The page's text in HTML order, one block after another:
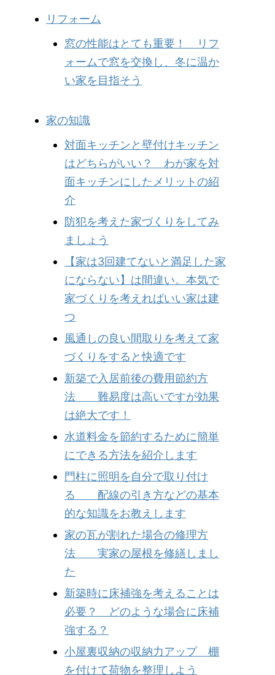
リフォーム
窓の性能はとても重要！ リフ
ォームで窓を交換し、冬に温か
い家を目指そう
家の知識
対面キッチンと壁付けキッチン
はどちらがいい？ わが家を対
面キッチンにしたメリットの紹
介
防犯を考えた家づくりをしてみ
ましょう
【家は3回建てないと満足した家
にならない】は間違い。本気で
家づくりを考えればいい家は建
つ
風通しの良い間取りを考えて家
づくりをすると快適です
新築で入居前後の費用節約方
法 難易度は高いですが効果
は絶大です！
水道料金を節約するために簡単
にできる方法を紹介します
門柱に照明を自分で取り付け
る 配線の引き方などの基本
的な知識をお教えします
家の瓦が割れた場合の修理方
法 実家の屋根を修繕しまし
た
新築時に床補強を考えることは
必要？ どのような場合に床補
強する？
小屋裏収納の収納力アップ 棚
を付けて荷物を整理しよう